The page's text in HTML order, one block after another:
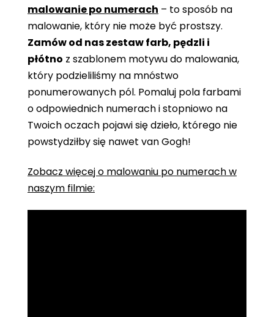
malowanie po numerach – to sposób na
malowanie, który nie może być prostszy.
Zamów od nas zestaw farb, pędzli i
płótno z szablonem motywu do malowania,
który podzieliliśmy na mnóstwo
ponumerowanych pól. Pomaluj pola farbami
o odpowiednich numerach i stopniowo na
Twoich oczach pojawi się dzieło, którego nie
powstydziłby się nawet van Gogh!
Zobacz więcej o malowaniu po numerach w
naszym filmie: